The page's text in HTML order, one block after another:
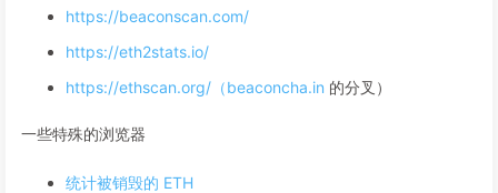
https://beaconscan.com/
https://eth2stats.io/
https://ethscan.org/（beaconcha.in 的分叉）
一些特殊的浏览器
统计被销毁的 ETH